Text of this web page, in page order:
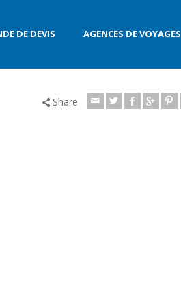
DE DEVIS AGENCES DE VOYAGES
Share